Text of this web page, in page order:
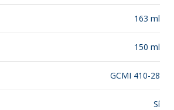
163 ml
150 ml
GCMI 410-28
Sí